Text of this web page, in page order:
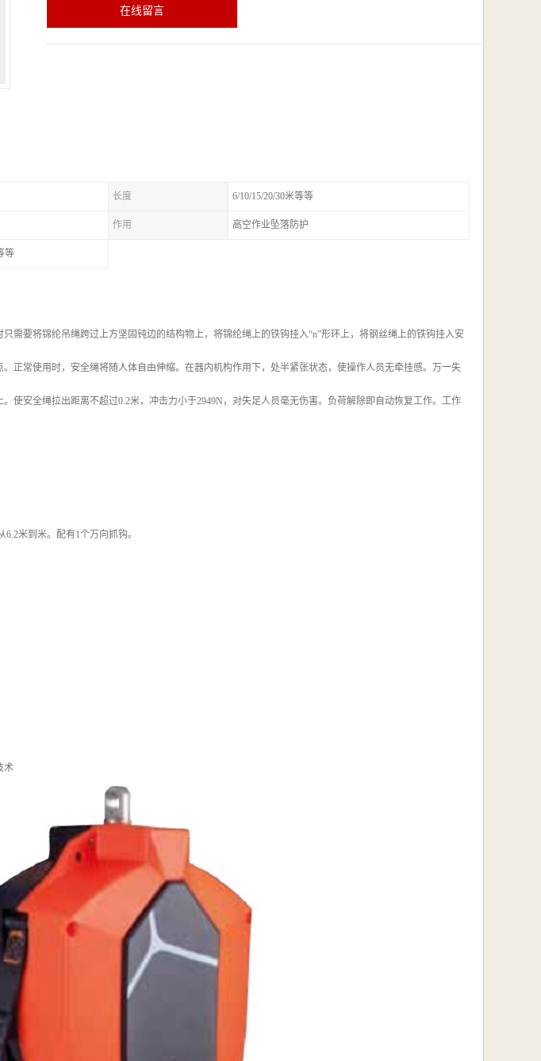
在线留言
长度 6/10/15/20/30米等等
作用 高空作业坠落防护
等
需要将锦纶吊绳跨过上方坚固钝边的结构物上，将锦纶绳上的铁钩挂入“n”形环上，将钢丝绳上的铁钩挂入安
正常使用时，安全绳将随人体自由伸缩。在器内机构作用下，处半紧张状态，使操作人员无牵挂感。万一失
使安全绳拉出距离不超过0.2米，冲击力小于2949N，对失足人员毫无伤害。负荷解除即自动恢复工作。工作
米到米。配有1个万向抓钩。
术